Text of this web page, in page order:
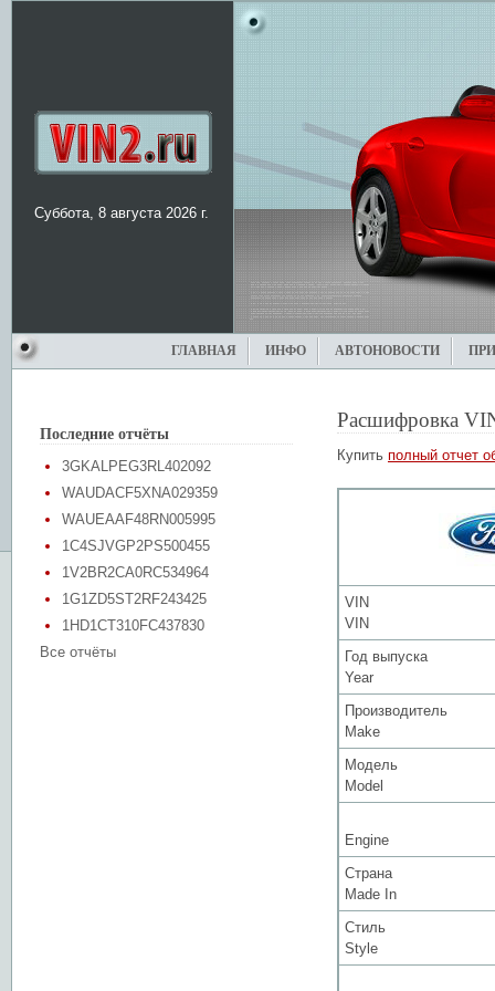
Суббота, 8 августа 2026 г.
ГЛАВНАЯ ИНФО АВТОНОВОСТИ
Последние отчёты
3GKALPEG3RL402092
WAUDACF5XNA029359
WAUEAAF48RN005995
1C4SJVGP2PS500455
1V2BR2CA0RC534964
1G1ZD5ST2RF243425
1HD1CT310FC437830
Все отчёты
Расшифровка
Купить полный отчет
VIN
VIN
Год выпуска
Year
Производитель
Make
Модель
Model
Engine
Страна
Made In
Стиль
Style